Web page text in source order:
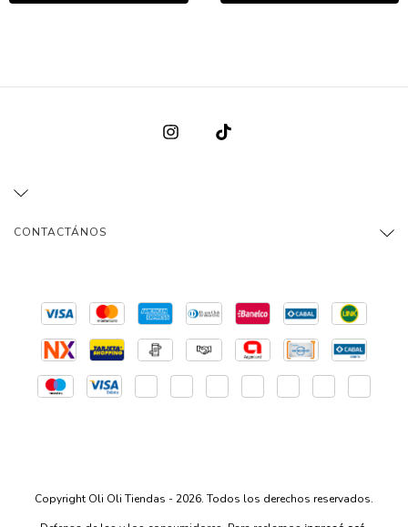
CONTACTÁNOS
Copyright Oli Oli Tiendas - 2026. Todos los derechos reservados.